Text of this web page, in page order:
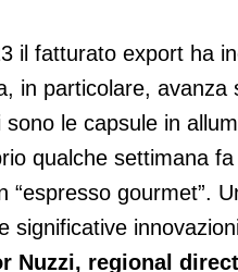
il fatturato export ha
in particolare, avanza
le capsule in
qualche settimana
gourmet”.
significative
Nuzzi, regional